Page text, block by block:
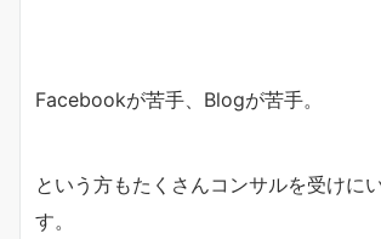
Facebookが苦手、Blogが苦手。
という方もたくさんコンサルを受けに
す。